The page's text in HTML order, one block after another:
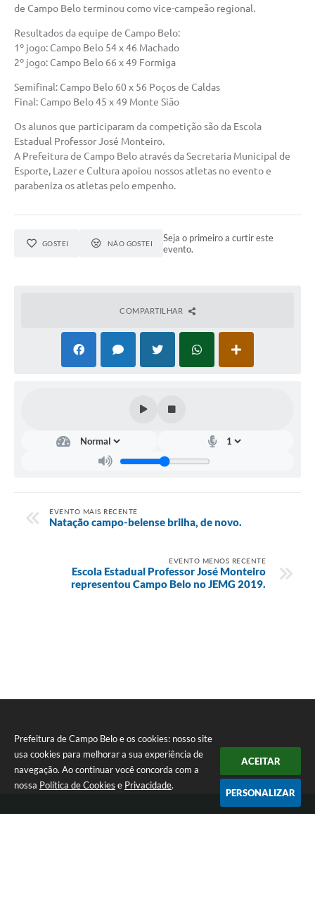
Prefeitura de Campo Belo e os cookies: nosso site
usa cookies para melhorar a sua experiência de
navegação. Ao continuar você concorda com a
nossa Política de Cookies e Privacidade.
ACEITAR
PERSONALIZAR
de Campo Belo terminou como vice-campeão regional.
Resultados da equipe de Campo Belo:
1º jogo: Campo Belo 54 x 46 Machado
2º jogo: Campo Belo 66 x 49 Formiga
Semifinal: Campo Belo 60 x 56 Poços de Caldas
Final: Campo Belo 45 x 49 Monte Sião
Os alunos que participaram da competição são da Escola
Estadual Professor José Monteiro.
A Prefeitura de Campo Belo através da Secretaria Municipal de
Esporte, Lazer e Cultura apoiou nossos atletas no evento e
parabeniza os atletas pelo empenho.
GOSTEI NÃO GOSTEI
Seja o primeiro a curtir este
evento.
COMPARTILHAR
EVENTO MAIS RECENTE
Natação campo-belense brilha, de novo.
EVENTO MENOS RECENTE
Escola Estadual Professor José Monteiro
representou Campo Belo no JEMG 2019.